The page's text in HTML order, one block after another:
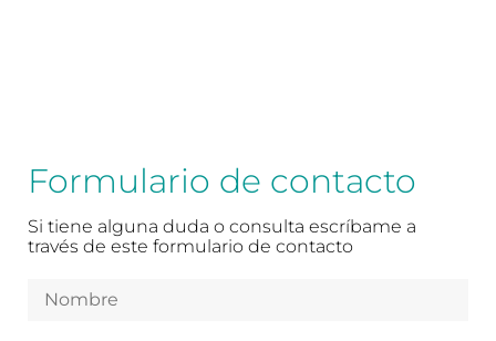
Formulario de contacto
Si tiene alguna duda o consulta escríbame a
través de este formulario de contacto